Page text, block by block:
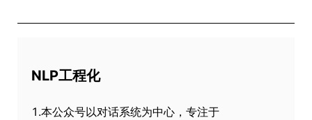
NLP工程化
1.本公众号以对话系统为中心，专注于